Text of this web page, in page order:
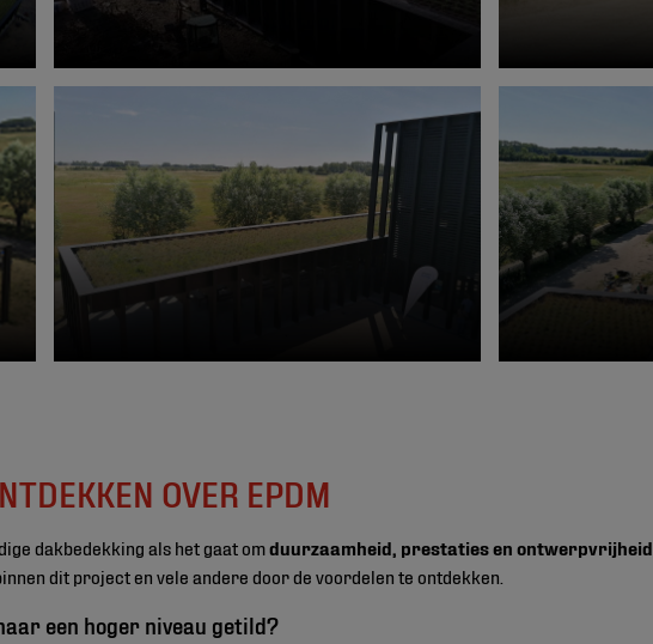
OVER EPDM
dakbedekking als het gaat omduurzaamheid, prestaties en ontwerpvrijheid
dit project en vele andere door de voordelen te ontdekken.
een hoger niveau getild?